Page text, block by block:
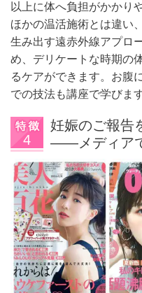
以上に体へ負担がかかり
ほかの温活施術とは違い
生み出す遠赤外線アプロ
め、デリケートな時期の
るケアができます。お腹
での技法も講座で学びます
妊娠のご報告
——メディア